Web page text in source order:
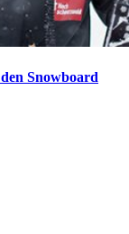
Snowboard